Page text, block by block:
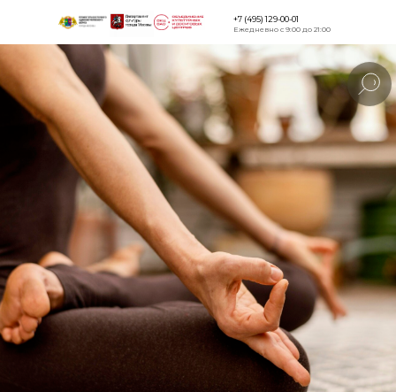
Версия для
+7 (495) 129-00-01
Ежедневно с 9:00 до 21:00